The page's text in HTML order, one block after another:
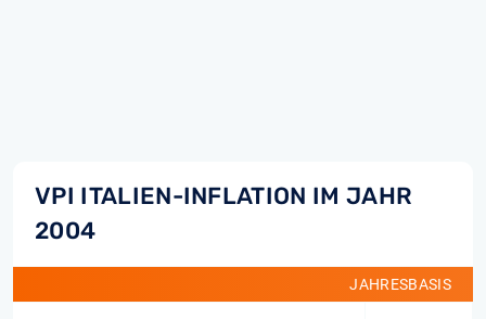
VPI ITALIEN-INFLATION IM JAHR
2004
JAHRESBASIS